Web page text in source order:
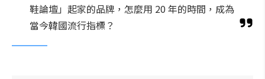
鞋論壇」起家的品牌，怎麼用 20 年的時間，成為
當今韓國流行指標？